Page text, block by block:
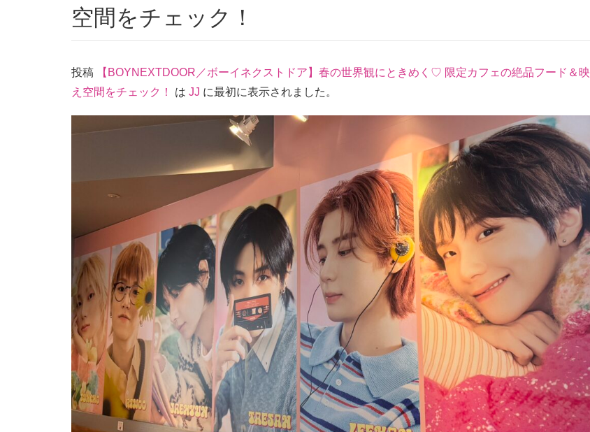
空間をチェック！
投稿
【BOYNEXTDOOR／ボーイネクストドア】春の世界観にときめく♡ 限定カフェの絶品フード＆映
え空間をチェック！
は JJ に最初に表示されました。